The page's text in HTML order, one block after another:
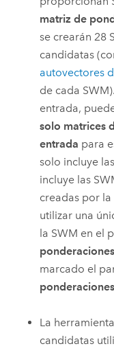
matriz de
se crearán 28
candidatas
autovectores
de cada
entrada,
solo matrices
entrada para
solo incluye
incluye las
creadas por
utilizar una
la SWM en el
marcado el
La
candidatas